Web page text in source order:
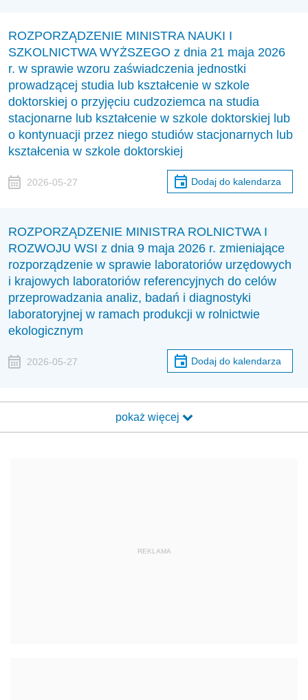
ROZPORZĄDZENIE MINISTRA NAUKI I
SZKOLNICTWA WYŻSZEGO z dnia 21 maja 2026
r. w sprawie wzoru zaświadczenia jednostki
prowadzącej studia lub kształcenie w szkole
doktorskiej o przyjęciu cudzoziemca na studia
stacjonarne lub kształcenie w szkole doktorskiej lub
o kontynuacji przez niego studiów stacjonarnych lub
kształcenia w szkole doktorskiej
2026-05-27 Dodaj do kalendarza
ROZPORZĄDZENIE MINISTRA ROLNICTWA I
ROZWOJU WSI z dnia 9 maja 2026 r. zmieniające
rozporządzenie w sprawie laboratoriów urzędowych
i krajowych laboratoriów referencyjnych do celów
przeprowadzania analiz, badań i diagnostyki
laboratoryjnej w ramach produkcji w rolnictwie
ekologicznym
2026-05-27 Dodaj do kalendarza
pokaż więcej
REKLAMA